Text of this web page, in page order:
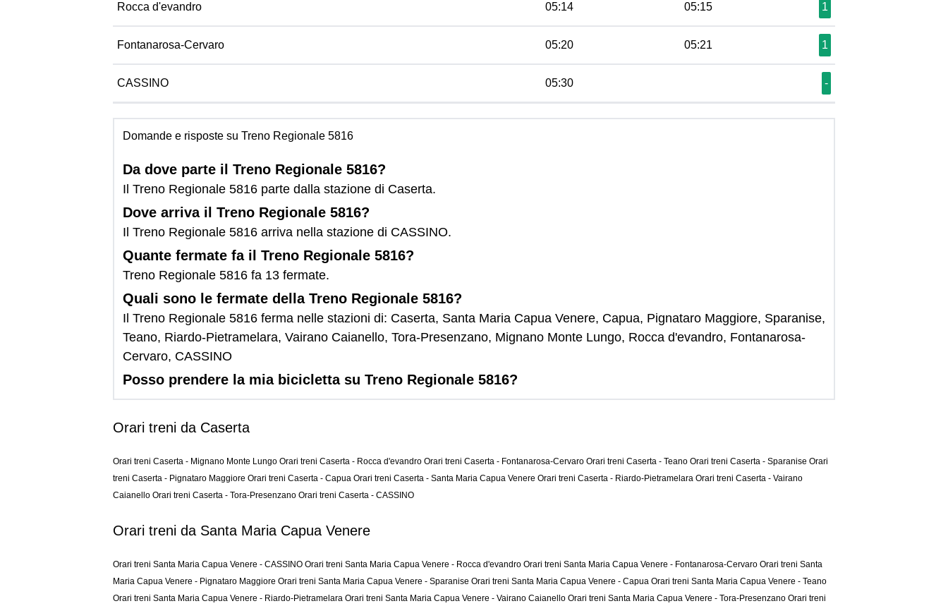
Rocca d'evandro 05:14 05:15 1
Fontanarosa-Cervaro 05:20 05:21 1
CASSINO 05:30 -
Domande e risposte su Treno Regionale 5816
Da dove parte il Treno Regionale 5816?
Il Treno Regionale 5816 parte dalla stazione di Caserta.
Dove arriva il Treno Regionale 5816?
Il Treno Regionale 5816 arriva nella stazione di CASSINO.
Quante fermate fa il Treno Regionale 5816?
Treno Regionale 5816 fa 13 fermate.
Quali sono le fermate della Treno Regionale 5816?
Il Treno Regionale 5816 ferma nelle stazioni di: Caserta, Santa Maria Capua Venere, Capua, Pignataro Maggiore, Sparanise,
Teano, Riardo-Pietramelara, Vairano Caianello, Tora-Presenzano, Mignano Monte Lungo, Rocca d'evandro, Fontanarosa-
Cervaro, CASSINO
Posso prendere la mia bicicletta su Treno Regionale 5816?
Orari treni da Caserta
Orari treni Caserta - Mignano Monte Lungo Orari treni Caserta - Rocca d'evandro Orari treni Caserta - Fontanarosa-Cervaro Orari treni Caserta - Teano Orari treni Caserta - Sparanise Orari
treni Caserta - Pignataro Maggiore Orari treni Caserta - Capua Orari treni Caserta - Santa Maria Capua Venere Orari treni Caserta - Riardo-Pietramelara Orari treni Caserta - Vairano
Caianello Orari treni Caserta - Tora-Presenzano Orari treni Caserta - CASSINO
Orari treni da Santa Maria Capua Venere
Orari treni Santa Maria Capua Venere - CASSINO Orari treni Santa Maria Capua Venere - Rocca d'evandro Orari treni Santa Maria Capua Venere - Fontanarosa-Cervaro Orari treni Santa
Maria Capua Venere - Pignataro Maggiore Orari treni Santa Maria Capua Venere - Sparanise Orari treni Santa Maria Capua Venere - Capua Orari treni Santa Maria Capua Venere - Teano
Orari treni Santa Maria Capua Venere - Riardo-Pietramelara Orari treni Santa Maria Capua Venere - Vairano Caianello Orari treni Santa Maria Capua Venere - Tora-Presenzano Orari treni